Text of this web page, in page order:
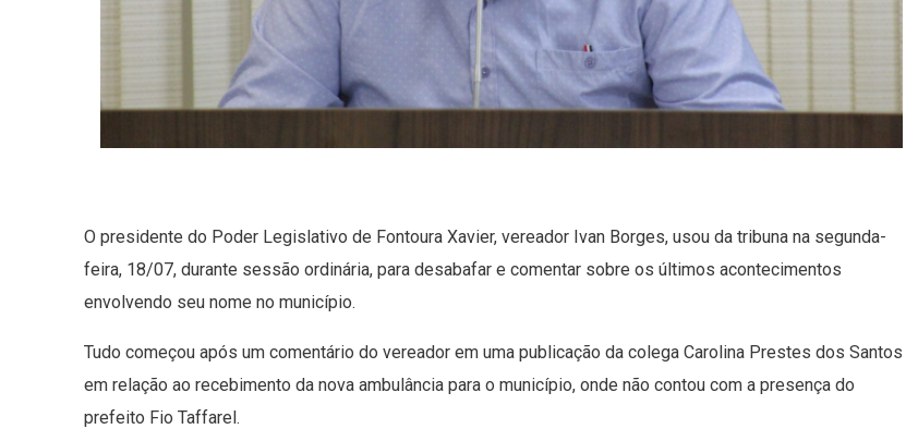
O presidente do Poder Legislativo de Fontoura Xavier, vereador Ivan Borges, usou da tribuna na segunda-
feira, 18/07, durante sessão ordinária, para desabafar e comentar sobre os últimos acontecimentos
envolvendo seu nome no município.
Tudo começou após um comentário do vereador em uma publicação da colega Carolina Prestes dos Santos
em relação ao recebimento da nova ambulância para o município, onde não contou com a presença do
prefeito Fio Taffarel.